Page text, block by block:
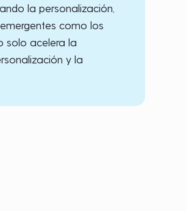
la personalización,
como los
solo acelera la
y la